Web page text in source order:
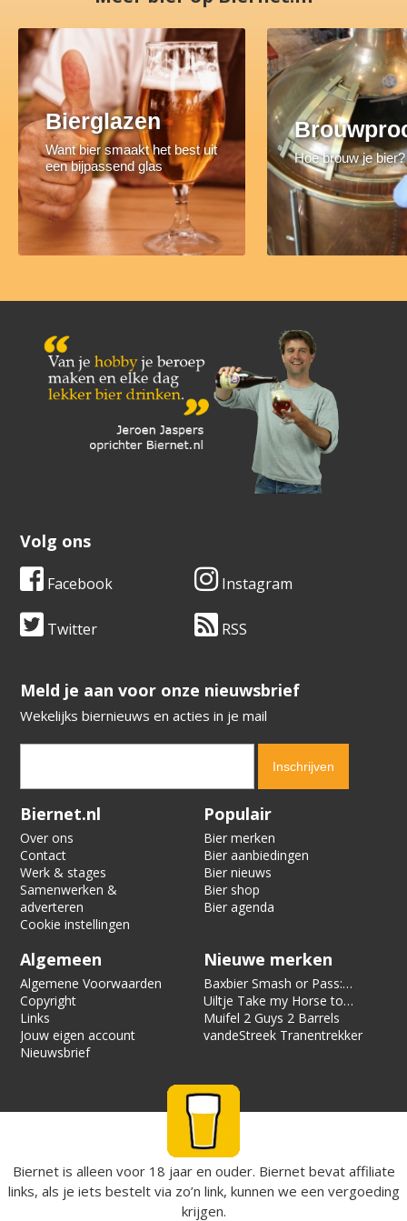
Bierglazen
Want bier smaakt het best uit
een bijpassend glas
Hoe brouw je bier?
Volg ons
Facebook Instagram
Twitter RSS
​​​​​​​Meld je aan voor onze nieuwsbrief
Wekelijks biernieuws en acties in je mail
Verification code:
Biernet.nl
Over ons
Contact
Werk & stages
Samenwerken &
adverteren
Cookie instellingen
Populair
Bier merken
Bier aanbiedingen
Bier nieuws
Bier shop
Bier agenda
Algemeen
Algemene Voorwaarden
Copyright
Links
Jouw eigen account
Nieuwsbrief
Nieuwe merken
Baxbier Smash or Pass:
Strata
Uiltje Take my Horse to
the Hotel Room
Muifel 2 Guys 2 Barrels
vandeStreek Tranentrekker
Biernet is alleen voor 18 jaar en ouder. Biernet bevat affiliate
links, als je iets bestelt via zo’n link, kunnen we een vergoeding
krijgen.